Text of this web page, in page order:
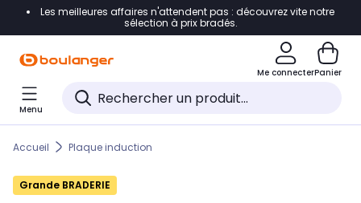
Accéder directement à la navigation
Accéder directement au pied de page
Accéder directement au chatbot
Les meilleures affaires n'attendent pas : découvrez vite notre
sélection à prix bradés.
Me connecterPanier
Menu
Accueil Plaque induction
Grande BRADERIE